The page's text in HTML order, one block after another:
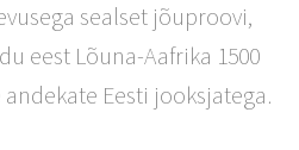
sealset jõuproovi,
eest Lõuna-Aafrika 1500
Eesti jooksjatega.